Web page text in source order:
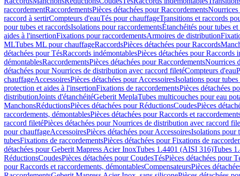
raccordementRaccordementsPièces détachées pour RaccordementsNourrices
raccord à sertirCompteurs d'eauTés pour chauffageTransitions et raccords
pour tubes et raccordsIsolations pour raccordementsÉtanchéités pour tubes et
aides à l'insertionFixations pour raccordementsArmoires de distribution
MLTubes ML pour chauffageRaccordsPièces détachées pour Raccords
détachées pour TésRaccords indémontablesPièces détachées pour Raccords
démontablesRaccordementsPièces détachées pour RaccordementsNourrices
détachées pour Nourrices de distribution avec raccord filetéCompteurs d'eau
chauffageAccessoiresPièces détachées pour AccessoiresIsolations pour tubes
protection et aides à l'insertionFixations de raccordementsPièces détachées
distributionJoints d'étanchéitéGeberit MeplaTubes multicouches pour eau
ManchonsRéductionsPièces détachées pour RéductionsCoudesPièces
raccordements, démontablesPièces détachées pour Raccords et
raccord filetéPièces détachées pour Nourrices de distribution avec raccord
pour chauffageAccessoiresPièces détachées pour AccessoiresIsolations pour
tubesFixations de raccordementsPièces détachées pour Fixations de
détachées pour Geberit Mapress Acier InoxTubes 1.4401 (AISI 316)Tubes
RéductionsCoudesPièces détachées pour CoudesTésPièces détachées pour
pour Raccords et raccordements, démontablesCompensateursPièces